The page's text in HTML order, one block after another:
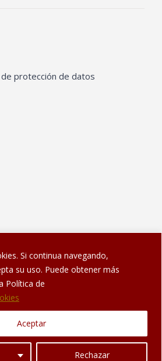
Si continua navegando,
su uso. Puede obtener más
Política de
Rechazar
Aceptar
protección de datos
de Sanlúcar de Barrameda